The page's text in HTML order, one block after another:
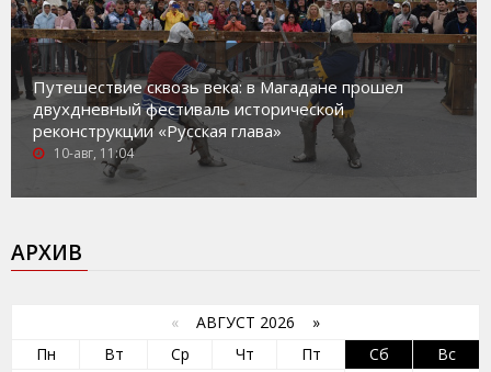
Путешествие сквозь века: в Магадане прошел
двухдневный фестиваль исторической
реконструкции «Русская глава»
10-авг, 11:04
АРХИВ
« АВГУСТ 2026 »
Пн
Вт Ср Чт Пт Сб Вс